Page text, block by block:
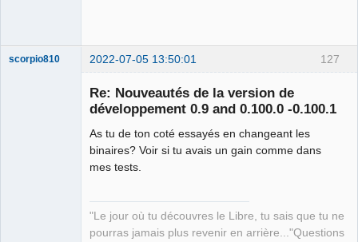
127
scorpio810 2022-07-05 13:50:01
Re: Nouveautés de la version de
développement 0.9 and 0.100.0 -0.100.1
As tu de ton coté essayés en changeant les
binaires? Voir si tu avais un gain comme dans
mes tests.
"Le jour où tu découvres le Libre, tu sais que tu ne
pourras jamais plus revenir en arrière..."Questions